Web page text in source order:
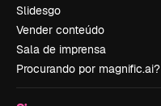
Slidesgo
Vender conteúdo
Sala de imprensa
Procurando por magnific.ai?